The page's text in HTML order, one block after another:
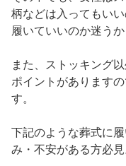
柄などは入ってもい
履いていいのか迷うか
また、ストッキング
ポイントがあります
す。
下記のような葬式に
み・不安がある方必見